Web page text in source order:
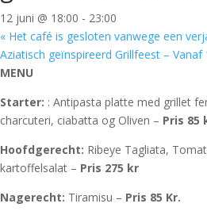
12 juni @ 18:00 - 23:00
« Het café is gesloten vanwege een
Aziatisch geïnspireerd Grillfeest – Vanaf
MENU
Starter: : Antipasta platte med grillet
charcuteri, ciabatta og Oliven – Pris 85
Hoofdgerecht: Ribeye Tagliata,
kartoffelsalat – Pris 275 kr
Nagerecht: Tiramisu – Pris 85 Kr.